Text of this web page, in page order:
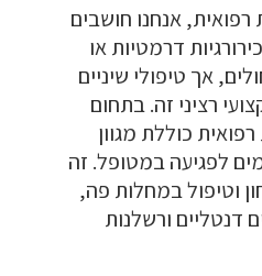
אנחנו חושבים
דרמטיות או
אך טיפולי שיניים
רציני זה. בתחום
כוללת מגוון
לפגיעה במטופל. זה
וטיפול במחלות פה,
דנטליים ורשלנות